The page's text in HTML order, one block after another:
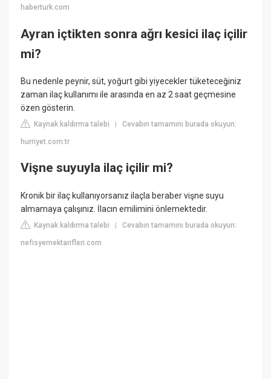
haberturk.com
Ayran içtikten sonra ağrı kesici ilaç içilir
mi?
Bu nedenle peynir, süt, yoğurt gibi yiyecekler tüketeceğiniz
zaman ilaç kullanımı ile arasında en az 2 saat geçmesine
özen gösterin.
Kaynak kaldırma talebi |Cevabın tamamını burada okuyun:
hurriyet.com.tr
Vişne suyuyla ilaç içilir mi?
Kronik bir ilaç kullanıyorsanız ilaçla beraber vişne suyu
almamaya çalışınız. İlacın emilimini önlemektedir.
Kaynak kaldırma talebi |Cevabın tamamını burada okuyun:
nefisyemektarifleri.com